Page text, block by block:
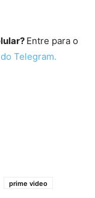
Entre para o
Telegram.
prime video